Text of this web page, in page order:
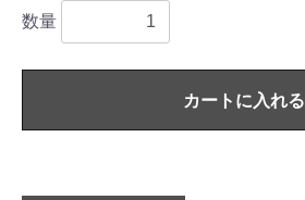
数量
カートに入れる